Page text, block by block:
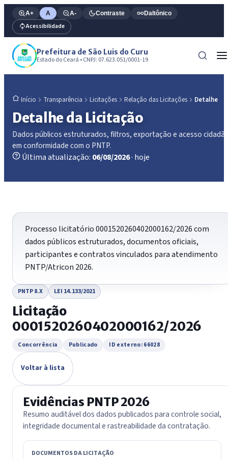
A+ A A- Contraste Daltônico
Acessibilidade
Prefeitura de São Luis do Curu
Estado do Ceará • CNPJ: 07.623.051/0001-19
Início Transparência Licitações Relação das Licitações Detalhe
Detalhe da Licitação
Dados públicos estruturados, filtros, exportação e acesso
em conformidade com o PNTP.
Última atualização: 06/08/2026· hoje
Processo licitatório 0001520260402000162/2026 com
dados públicos estruturados, documentos oficiais,
participantes e contratos vinculados para atendimento
PNTP/Atricon 2026.
PNTP 8.X LEI 14.133/2021
Licitação
0001520260402000162/2026
Concorrência Publicado ID externo: 66028
Voltar à lista
Evidências PNTP 2026
Resumo auditável dos dados publicados para controle social,
integridade documental e rastreabilidade da contratação.
DOCUMENTOS DA LICITAÇÃO